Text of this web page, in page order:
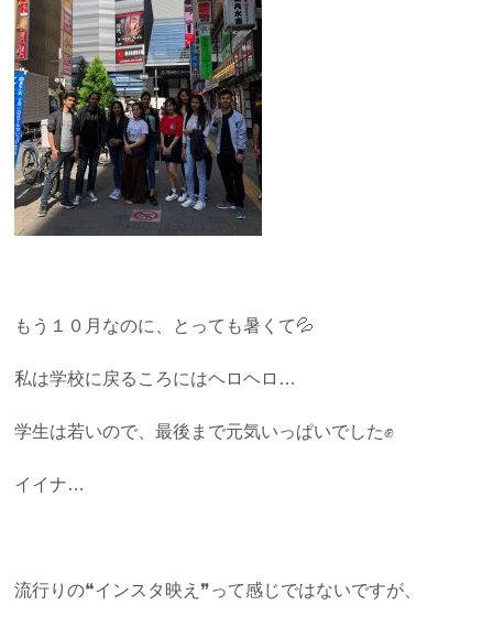
もう１０月なのに、とっても暑くて💦
私は学校に戻るころにはヘロヘロ…
学生は若いので、最後まで元気いっぱいでした✊
イイナ…
流行りの❝インスタ映え❞って感じではないですが、